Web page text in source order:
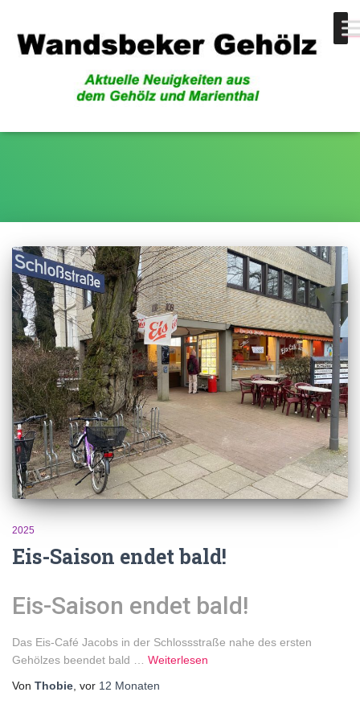
2025
Eis-Saison endet bald!
Eis-Saison endet bald!
Das Eis-Café Jacobs in der Schlossstraße nahe des ersten
Gehölzes beendet bald … Weiterlesen
Von Thobie , vor 12 Monaten